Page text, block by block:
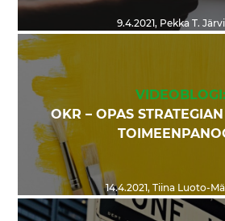
9.4.2021, Pekka T.
VIDEOBLOGI:
OKR – OPAS
14.4.2021, Tiina Luoto-